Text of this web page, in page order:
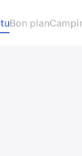
Bon plan